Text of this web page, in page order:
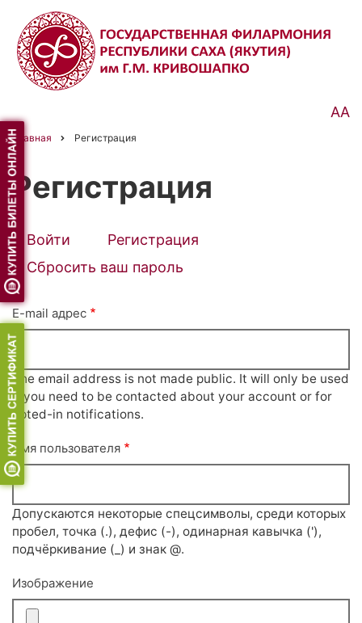
Перейти
основному
содержанию
АА
Строка
навигации
Главная Регистрация
Регистрация
Primary
tabs
Войти Регистрация
Сбросить ваш пароль
E-mail адрес
The email address is not made public. It will only be used
if you need to be contacted about your account or for
opted-in notifications.
Имя пользователя
Допускаются некоторые спецсимволы, среди которых
пробел, точка (.), дефис (-), одинарная кавычка ('),
подчёркивание (_) и знак @.
Изображение